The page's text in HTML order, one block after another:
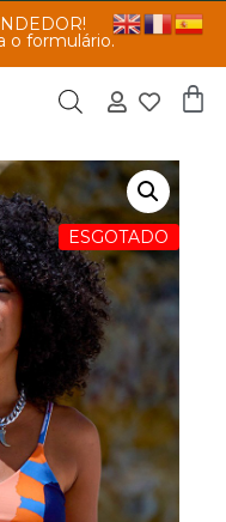
o formulário.
ESGOTADO